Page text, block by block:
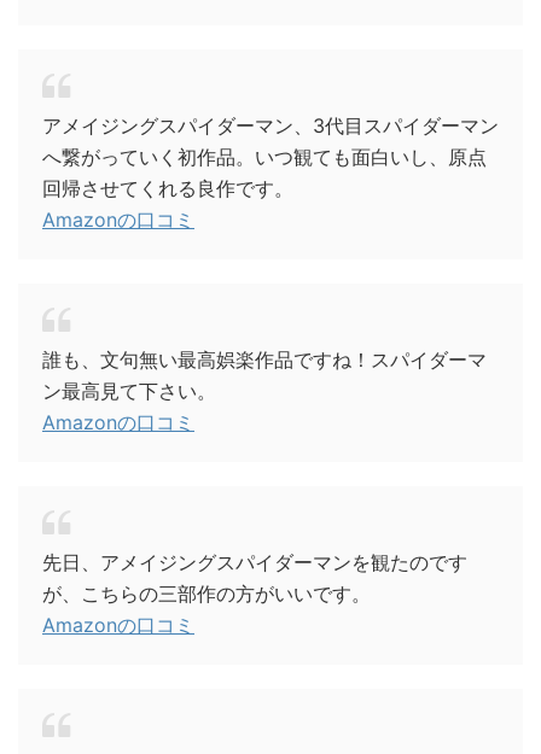
アメイジングスパイダーマン、3代目スパイダーマン
へ繋がっていく初作品。いつ観ても面白いし、原点
回帰させてくれる良作です。
Amazonの口コミ
誰も、文句無い最高娯楽作品ですね！スパイダーマ
ン最高見て下さい。
Amazonの口コミ
先日、アメイジングスパイダーマンを観たのです
が、こちらの三部作の方がいいです。
Amazonの口コミ